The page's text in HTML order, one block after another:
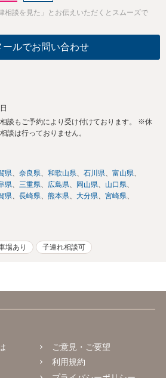
相談を見た」とお伝えいただくとスムーズで
ールでお問い合わせ
談もご予約により受け付けております。 ※休
談は行っておりません。
県 奈良県 和歌山県 石川県
富山県
県 三重県 広島県 岡山県
山口県
県 長崎県 熊本県 大分県
宮崎県
場あり 子連れ相談可
ご意見・ご要望
利用規約